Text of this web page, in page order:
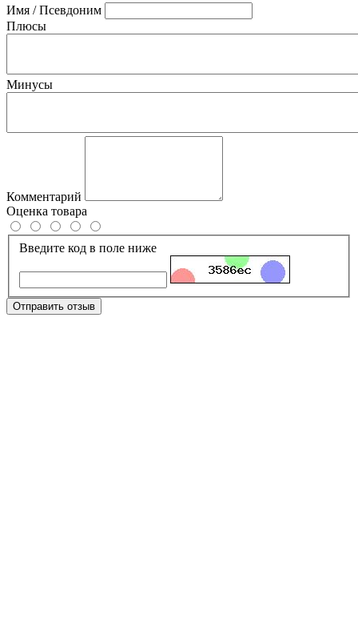
Имя / Псевдоним
Плюсы
Минусы
Комментарий
Оценка товара
Введите код в поле ниже
Отправить отзыв